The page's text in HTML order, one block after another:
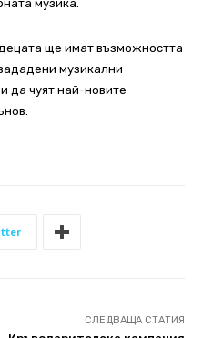
музика.
ще имат възможността
музикални
да чуят най-новите
СЛЕДВАЩА СТАТИЯ